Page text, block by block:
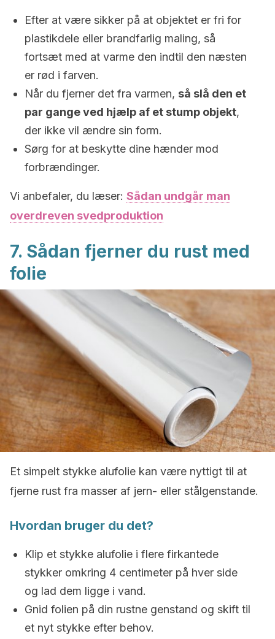
Efter at være sikker på at objektet er fri for
plastikdele eller brandfarlig maling, så
fortsæt med at varme den indtil den næsten
er rød i farven.
Når du fjerner det fra varmen, så slå den et
par gange ved hjælp af et stump objekt,
der ikke vil ændre sin form.
Sørg for at beskytte dine hænder mod
forbrændinger.
Vi anbefaler, du læser: Sådan undgår man
overdreven svedproduktion
7. Sådan fjerner du rust med
folie
Et simpelt stykke alufolie kan være nyttigt til at
fjerne rust fra masser af jern- eller stålgenstande.
Hvordan bruger du det?
Klip et stykke alufolie i flere firkantede
stykker omkring 4 centimeter på hver side
og lad dem ligge i vand.
Gnid folien på din rustne genstand og skift til
et nyt stykke efter behov.